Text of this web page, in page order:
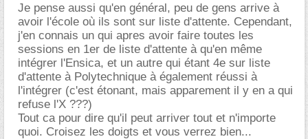
Je pense aussi qu'en général, peu de gens arrive à
avoir l'école où ils sont sur liste d'attente. Cependant,
j'en connais un qui apres avoir faire toutes les
sessions en 1er de liste d'attente à qu'en même
intégrer l'Ensica, et un autre qui étant 4e sur liste
d'attente à Polytechnique à également réussi à
l'intégrer (c'est étonant, mais apparement il y en a qui
refuse l'X ???)
Tout ca pour dire qu'il peut arriver tout et n'importe
quoi. Croisez les doigts et vous verrez bien...